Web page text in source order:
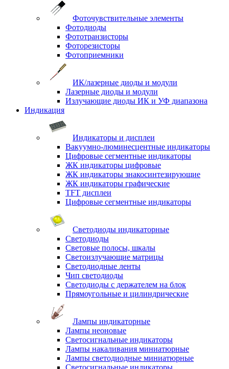
Фоточувствительные элементы
Фотодиоды
Фототранзисторы
Фоторезисторы
Фотоприемники
ИК/лазерные диоды и модули
Лазерные диоды и модули
Излучающие диоды ИК и УФ диапазона
Индикация
Индикаторы и дисплеи
Вакуумно-люминесцентные индикаторы
Цифровые сегментные индикаторы
ЖК индикаторы цифровые
ЖК индикаторы знакосинтезирующие
ЖК индикаторы графические
TFT дисплеи
Цифровые сегментные индикаторы
Светодиоды индикаторные
Светодиоды
Световые полосы, шкалы
Светоизлучающие матрицы
Светодиодные ленты
Чип светодиоды
Светодиоды с держателем на блок
Прямоугольные и цилиндрические
Лампы индикаторные
Лампы неоновые
Светосигнальные индикаторы
Лампы накаливания миниатюрные
Лампы светодиодные миниатюрные
Светосигнальные индикаторы